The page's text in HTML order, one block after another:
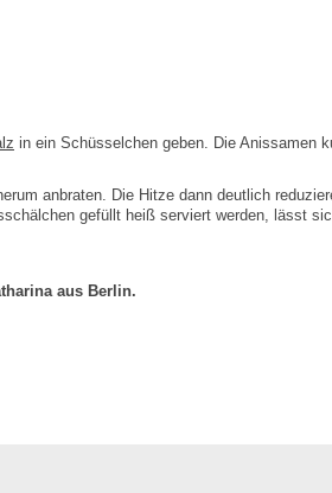
in ein Schüsselchen geben. Die Anissamen
anbraten. Die Hitze dann deutlich
gefüllt heiß serviert werden, lässt
aus Berlin.